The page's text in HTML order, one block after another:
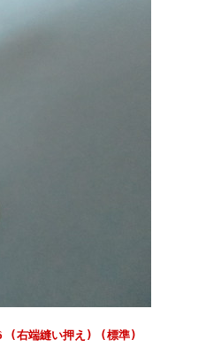
(右端縫い押え) (標準)